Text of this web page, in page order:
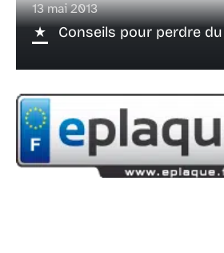
13 mai 2013
Conseils pour perdre